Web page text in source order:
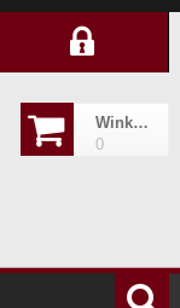
Winkelwagen
0